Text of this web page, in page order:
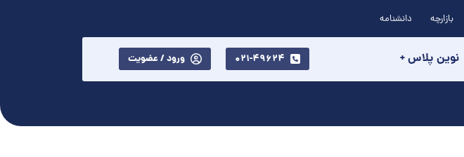
بازارچه دانشنامه
نوین پلاس + 021-49624 ورود / عضویت